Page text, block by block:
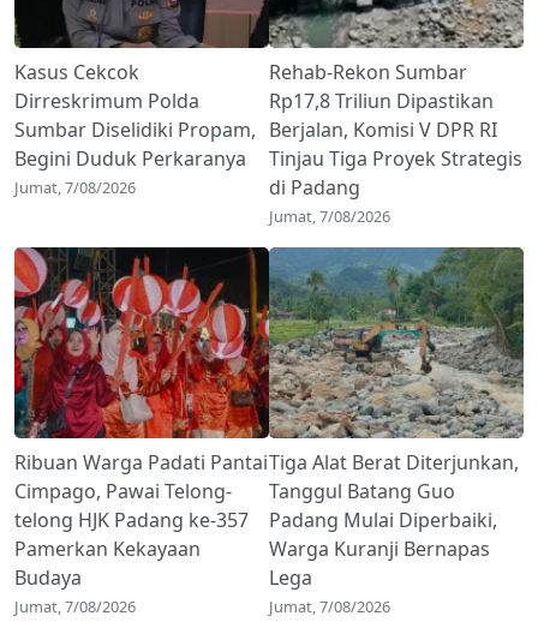
Kasus Cekcok
Dirreskrimum Polda
Sumbar Diselidiki Propam,
Begini Duduk Perkaranya
Jumat, 7/08/2026
Rehab-Rekon Sumbar
Rp17,8 Triliun Dipastikan
Berjalan, Komisi V DPR RI
Tinjau Tiga Proyek Strategis
di Padang
Jumat, 7/08/2026
Ribuan Warga Padati Pantai
Cimpago, Pawai Telong-
telong HJK Padang ke-357
Pamerkan Kekayaan
Budaya
Jumat, 7/08/2026
Tiga Alat Berat Diterjunkan,
Tanggul Batang Guo
Padang Mulai Diperbaiki,
Warga Kuranji Bernapas
Lega
Jumat, 7/08/2026